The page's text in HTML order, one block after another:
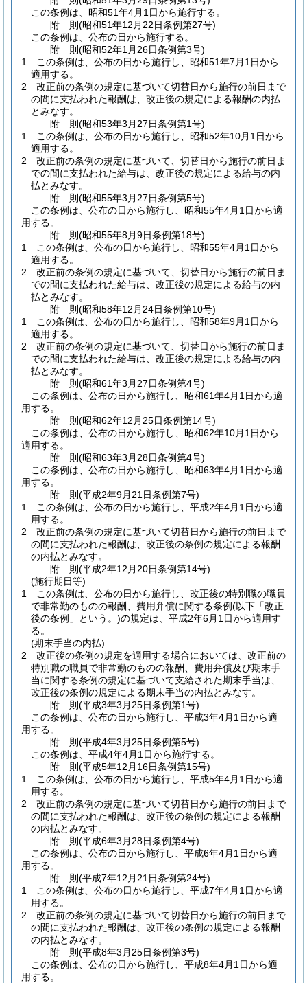
この条例は、昭和51年4月1日から施行する。
附 則(昭和51年12月22日条例第27号)
この条例は、公布の日から施行する。
附 則(昭和52年1月26日条例第3号)
1
この条例は、公布の日から施行し、昭和51年7月1日から
適用する。
2
改正前の条例の規定に基づいて切替日から施行の前日まで
の間に支払われた報酬は、改正後の規定による報酬の内払
とみなす。
附 則(昭和53年3月27日条例第1号)
1
この条例は、公布の日から施行し、昭和52年10月1日から
適用する。
2
改正前の条例の規定に基づいて、切替日から施行の前日ま
での間に支払われた給与は、改正後の規定による給与の内
払とみなす。
附 則(昭和55年3月27日条例第5号)
この条例は、公布の日から施行し、昭和55年4月1日から適
用する。
附 則(昭和55年8月9日条例第18号)
1
この条例は、公布の日から施行し、昭和55年4月1日から
適用する。
2
改正前の条例の規定に基づいて、切替日から施行の前日ま
での間に支払われた給与は、改正後の規定による給与の内
払とみなす。
附 則(昭和58年12月24日条例第10号)
1
この条例は、公布の日から施行し、昭和58年9月1日から
適用する。
2
改正前の条例の規定に基づいて、切替日から施行の前日ま
での間に支払われた給与は、改正後の規定による給与の内
払とみなす。
附 則(昭和61年3月27日条例第4号)
この条例は、公布の日から施行し、昭和61年4月1日から適
用する。
附 則(昭和62年12月25日条例第14号)
この条例は、公布の日から施行し、昭和62年10月1日から
適用する。
附 則(昭和63年3月28日条例第4号)
この条例は、公布の日から施行し、昭和63年4月1日から適
用する。
附 則(平成2年9月21日条例第7号)
1
この条例は、公布の日から施行し、平成2年4月1日から適
用する。
2
改正前の条例の規定に基づいて切替日から施行の前日まで
の間に支払われた報酬は、改正後の条例の規定による報酬
の内払とみなす。
附 則(平成2年12月20日条例第14号)
(施行期日等)
1
この条例は、公布の日から施行し、改正後の特別職の職員
で非常勤のものの報酬、費用弁償に関する条例(以下「改正
後の条例」という。)の規定は、平成2年6月1日から適用す
る。
(期末手当の内払)
2
改正後の条例の規定を適用する場合においては、改正前の
特別職の職員で非常勤のものの報酬、費用弁償及び期末手
当に関する条例の規定に基づいて支給された期末手当は、
改正後の条例の規定による期末手当の内払とみなす。
附 則(平成3年3月25日条例第1号)
この条例は、公布の日から施行し、平成3年4月1日から適
用する。
附 則(平成4年3月25日条例第5号)
この条例は、平成4年4月1日から施行する。
附 則(平成5年12月16日条例第15号)
1
この条例は、公布の日から施行し、平成5年4月1日から適
用する。
2
改正前の条例の規定に基づいて切替日から施行の前日まで
の間に支払われた報酬は、改正後の条例の規定による報酬
の内払とみなす。
附 則(平成6年3月28日条例第4号)
この条例は、公布の日から施行し、平成6年4月1日から適
用する。
附 則(平成7年12月21日条例第24号)
1
この条例は、公布の日から施行し、平成7年4月1日から適
用する。
2
改正前の条例の規定に基づいて切替日から施行の前日まで
の間に支払われた報酬は、改正後の条例の規定による報酬
の内払とみなす。
附 則(平成8年3月25日条例第3号)
この条例は、公布の日から施行し、平成8年4月1日から適
用する。